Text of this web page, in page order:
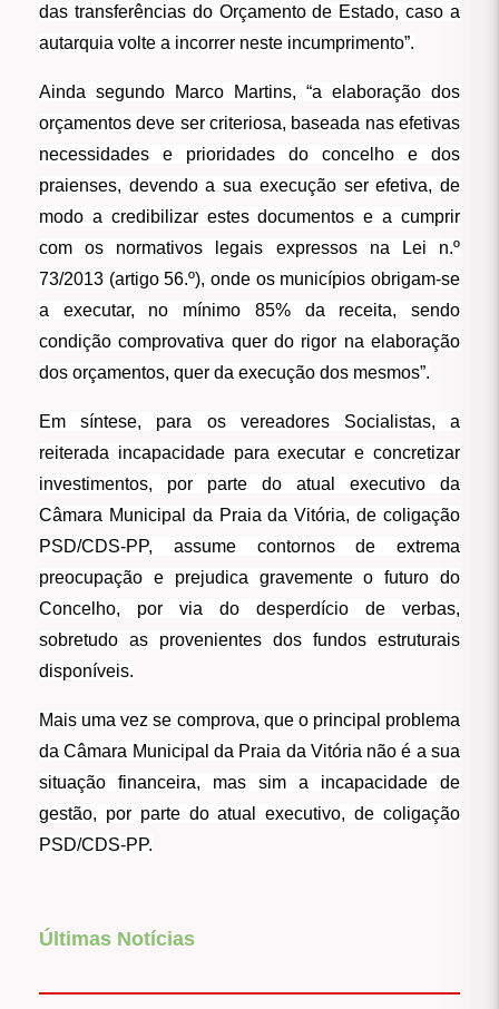
das transferências do Orçamento de Estado, caso a
autarquia volte a incorrer neste incumprimento”.
Ainda segundo Marco Martins, “a elaboração dos
orçamentos deve ser criteriosa, baseada nas efetivas
necessidades e prioridades do concelho e dos
praienses, devendo a sua execução ser efetiva, de
modo a credibilizar estes documentos e a cumprir
com os normativos legais expressos na Lei n.º
73/2013 (artigo 56.º), onde os municípios obrigam-se
a executar, no mínimo 85% da receita, sendo
condição comprovativa quer do rigor na elaboração
dos orçamentos, quer da execução dos mesmos”.
Em síntese, para os vereadores Socialistas, a
reiterada incapacidade para executar e concretizar
investimentos, por parte do atual executivo da
Câmara Municipal da Praia da Vitória, de coligação
PSD/CDS-PP, assume contornos de extrema
preocupação e prejudica gravemente o futuro do
Concelho, por via do desperdício de verbas,
sobretudo as provenientes dos fundos estruturais
disponíveis.
Mais uma vez se comprova, que o principal problema
da Câmara Municipal da Praia da Vitória não é a sua
situação financeira, mas sim a incapacidade de
gestão, por parte do atual executivo, de coligação
PSD/CDS-PP.
Últimas Notícias